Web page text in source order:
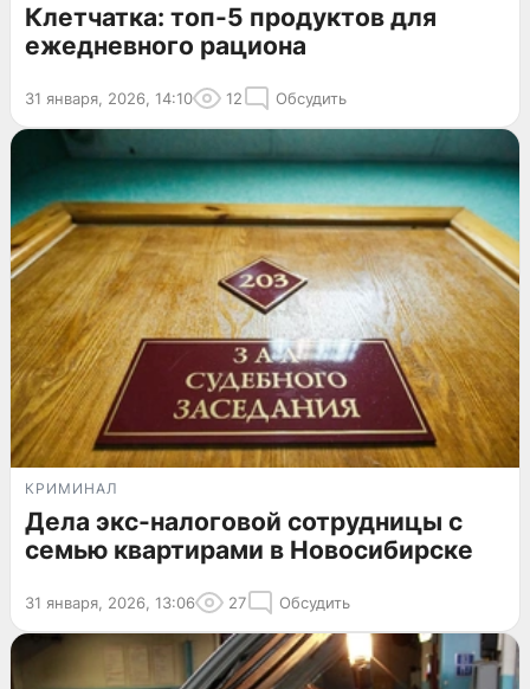
Клетчатка: топ-5 продуктов для
ежедневного рациона
31 января, 2026, 14:10 12 Обсудить
КРИМИНАЛ
Дела экс-налоговой сотрудницы с
семью квартирами в Новосибирске
31 января, 2026, 13:06 27 Обсудить